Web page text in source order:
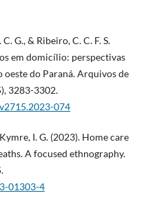
G., & Ribeiro, C. C. F. S.
em domicílio: perspectivas
do Paraná. Arquivos de
3283-3302.
074
I. G. (2023). Home care
A focused ethnography.
01303-4